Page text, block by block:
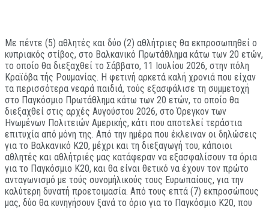
Με πέντε (5) αθλητές και δύο (2) αθλήτριες θα εκπροσωπηθεί ο
κυπριακός στίβος, στο Βαλκανικό Πρωτάθλημα κάτω των 20 ετών,
το οποίο θα διεξαχθεί το Σάββατο, 11 Ιουλίου 2026, στην πόλη
Κραϊόβα τής Ρουμανίας. Η φετινή αρκετά καλή χρονιά που είχαν
τα περισσότερα νεαρά παιδιά, τούς εξασφάλισε τη συμμετοχή
στο Παγκόσμιο Πρωτάθλημα κάτω των 20 ετών, το οποίο θα
διεξαχθεί στις αρχές Αυγούστου 2026, στο Όρεγκον των
Ηνωμένων Πολιτειών Αμερικής, κάτι που αποτελεί τεράστια
επιτυχία από μόνη της. Από την ημέρα που έκλειναν οι δηλώσεις
για το Βαλκανικό Κ20, μέχρι και τη διεξαγωγή του, κάποιοι
αθλητές και αθλήτριές μας κατάφεραν να εξασφαλίσουν τα όρια
για το Παγκόσμιο Κ20, και θα είναι θετικό να έχουν τον πρώτο
ανταγωνισμό με τούς συνομήλικούς τους Ευρωπαίους, για την
καλύτερη δυνατή προετοιμασία. Από τους επτά (7) εκπροσώπους
μας, δύο θα κυνηγήσουν ξανά το όριο για το Παγκόσμιο Κ20, που